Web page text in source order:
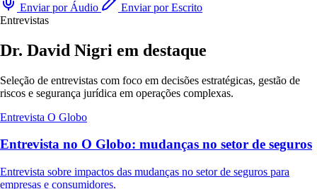
Enviar por Áudio
Enviar por Escrito
Entrevistas
Dr. David Nigri em destaque
Seleção de entrevistas com foco em decisões estratégicas, gestão de
riscos e segurança jurídica em operações complexas.
Entrevista O Globo
Entrevista no O Globo: mudanças no setor de seguros
Entrevista sobre impactos das mudanças no setor de seguros para
empresas e consumidores.